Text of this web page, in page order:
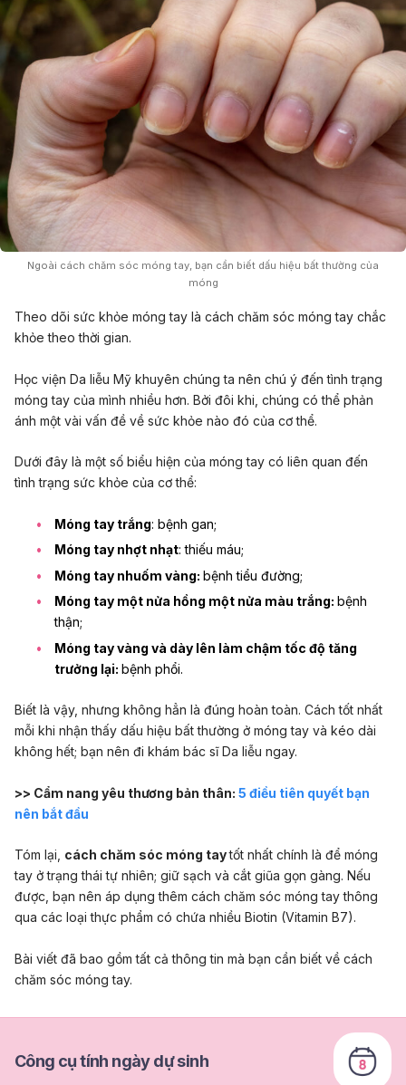
Ngoài cách chăm sóc móng tay, bạn cần biết dấu hiệu bất thường của
móng
Theo dõi sức khỏe móng tay là cách chăm sóc móng tay chắc
khỏe theo thời gian.
Học viện Da liễu Mỹ khuyên chúng ta nên chú ý đến tình trạng
móng tay của mình nhiều hơn. Bởi đôi khi, chúng có thể phản
ánh một vài vấn đề về sức khỏe nào đó của cơ thể.
Dưới đây là một số biểu hiện của móng tay có liên quan đến
tình trạng sức khỏe của cơ thể:
Móng tay trắng: bệnh gan;
Móng tay nhợt nhạt: thiếu máu;
Móng tay nhuốm vàng: bệnh tiểu đường;
Móng tay một nửa hồng một nửa màu trắng: bệnh
thận;
Móng tay vàng và dày lên làm chậm tốc độ tăng
trưởng lại: bệnh phổi.
Biết là vậy, nhưng không hẳn là đúng hoàn toàn. Cách tốt nhất
mỗi khi nhận thấy dấu hiệu bất thường ở móng tay và kéo dài
không hết; bạn nên đi khám bác sĩ Da liễu ngay.
>> Cẩm nang yêu thương bản thân: 5 điều tiên quyết bạn
nên bắt đầu
Tóm lại, cách chăm sóc móng taytốt nhất chính là để móng
tay ở trạng thái tự nhiên; giữ sạch và cắt giũa gọn gàng. Nếu
được, bạn nên áp dụng thêm cách chăm sóc móng tay thông
qua các loại thực phẩm có chứa nhiều Biotin (Vitamin B7).
Bài viết đã bao gồm tất cả thông tin mà bạn cần biết về cách
chăm sóc móng tay.
Công cụ tính ngày dự sinh